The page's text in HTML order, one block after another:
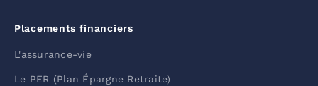
Placements financiers
L'assurance-vie
Le PER (Plan Épargne Retraite)